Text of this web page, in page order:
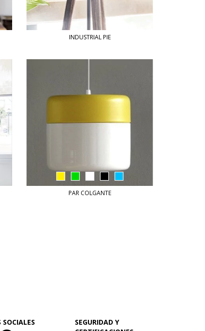
INDUSTRIAL PIE
PAR COLGANTE
SOCIALES
SEGURIDAD Y